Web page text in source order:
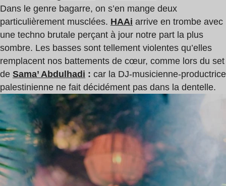
Dans le genre bagarre, on s’en mange deux
particulièrement musclées. HAAi arrive en trombe avec
une techno brutale perçant à jour notre part la plus
sombre. Les basses sont tellement violentes qu’elles
remplacent nos battements de cœur, comme lors du set
de Sama’ Abdulhadi : car la DJ-musicienne-productrice
palestinienne ne fait décidément pas dans la dentelle.